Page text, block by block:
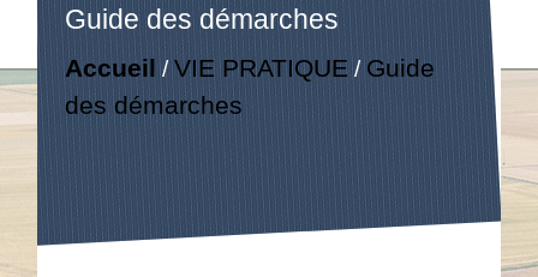
Guide des démarches
Accueil /VIE PRATIQUE / Guide
des démarches